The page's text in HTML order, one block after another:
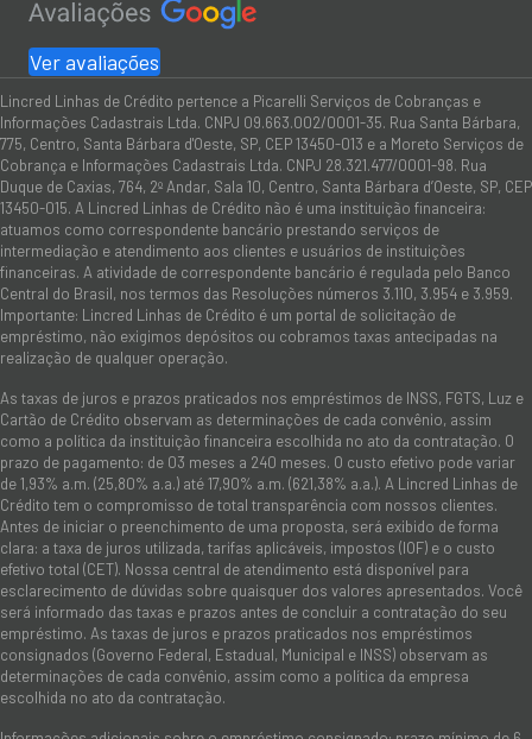
Ver avaliações
Lincred Linhas de Crédito pertence a Picarelli Serviços de Cobranças e
Informações Cadastrais Ltda. CNPJ 09.663.002/0001-35. Rua Santa Bárbara,
775, Centro, Santa Bárbara d'Oeste, SP, CEP 13450-013 e a Moreto Serviços de
Cobrança e Informações Cadastrais Ltda. CNPJ 28.321.477/0001-98. Rua
Duque de Caxias, 764, 2º Andar, Sala 10, Centro, Santa Bárbara d’Oeste, SP, CEP
13450-015. A Lincred Linhas de Crédito não é uma instituição financeira:
atuamos como correspondente bancário prestando serviços de
intermediação e atendimento aos clientes e usuários de instituições
financeiras. A atividade de correspondente bancário é regulada pelo Banco
Central do Brasil, nos termos das Resoluções números 3.110, 3.954 e 3.959.
Importante: Lincred Linhas de Crédito é um portal de solicitação de
empréstimo, não exigimos depósitos ou cobramos taxas antecipadas na
realização de qualquer operação.
As taxas de juros e prazos praticados nos empréstimos de INSS, FGTS, Luz e
Cartão de Crédito observam as determinações de cada convênio, assim
como a política da instituição financeira escolhida no ato da contratação. O
prazo de pagamento: de 03 meses a 240 meses. O custo efetivo pode variar
de 1,93% a.m. (25,80% a.a.) até 17,90% a.m. (621,38% a.a.). A Lincred Linhas de
Crédito tem o compromisso de total transparência com nossos clientes.
Antes de iniciar o preenchimento de uma proposta, será exibido de forma
clara: a taxa de juros utilizada, tarifas aplicáveis, impostos (IOF) e o custo
efetivo total (CET). Nossa central de atendimento está disponível para
esclarecimento de dúvidas sobre quaisquer dos valores apresentados. Você
será informado das taxas e prazos antes de concluir a contratação do seu
empréstimo. As taxas de juros e prazos praticados nos empréstimos
consignados (Governo Federal, Estadual, Municipal e INSS) observam as
determinações de cada convênio, assim como a política da empresa
escolhida no ato da contratação.